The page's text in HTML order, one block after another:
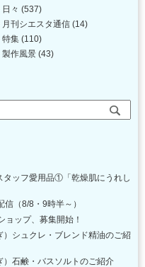
日々 (537)
月刊シエスタ通信 (14)
特集 (110)
製作風景 (43)
タッフ愛用品①「乾燥肌にうれし
信（8/8・9時半～）
ョップ、募集開始！
）シュクレ・ブレンド精油のご紹
）石鹸・バスソルトのご紹介